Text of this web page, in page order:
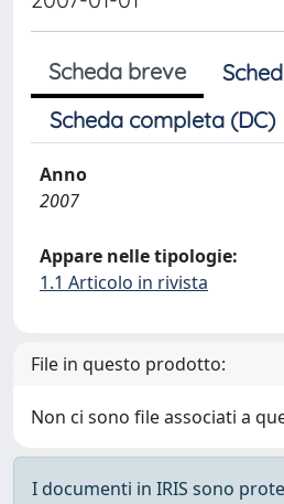
Scheda breve
Scheda completa (DC)
Anno
2007
Appare nelle tipologie:
1.1 Articolo in rivista
File in questo prodotto:
Non ci sono file associati a
I documenti in IRIS sono